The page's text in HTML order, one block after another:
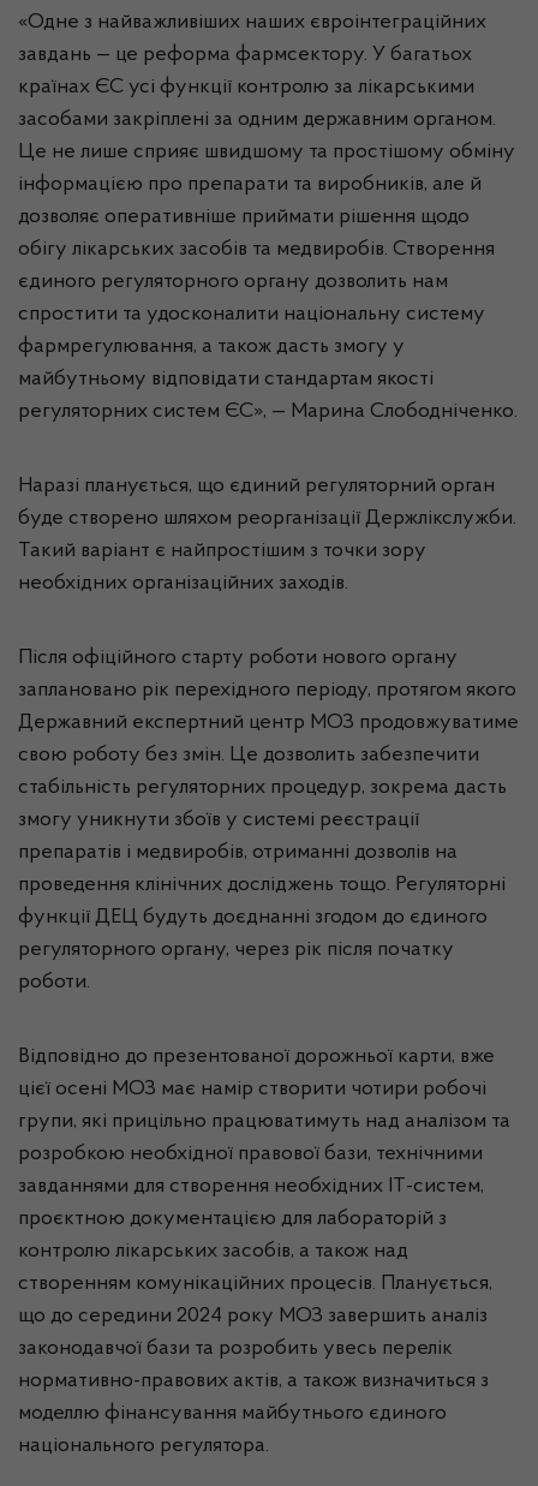
«Одне з найважливіших наших євроінтеграційних
завдань — це реформа фармсектору. У багатьох
країнах ЄС усі функції контролю за лікарськими
засобами закріплені за одним державним органом.
Це не лише сприяє швидшому та простішому обміну
інформацією про препарати та виробників, але й
дозволяє оперативніше приймати рішення щодо
обігу лікарських засобів та медвиробів. Створення
єдиного регуляторного органу дозволить нам
спростити та удосконалити національну систему
фармрегулювання, а також дасть змогу у
майбутньому відповідати стандартам якості
регуляторних систем ЄС», — Марина Слободніченко.
Наразі планується, що єдиний регуляторний орган
буде створено шляхом реорганізації Держлікслужби.
Такий варіант є найпростішим з точки зору
необхідних організаційних заходів.
Після офіційного старту роботи нового органу
заплановано рік перехідного періоду, протягом якого
Державний експертний центр МОЗ продовжуватиме
свою роботу без змін. Це дозволить забезпечити
стабільність регуляторних процедур, зокрема дасть
змогу уникнути збоїв у системі реєстрації
препаратів і медвиробів, отриманні дозволів на
проведення клінічних досліджень тощо. Регуляторні
функції ДЕЦ будуть доєднанні згодом до єдиного
регуляторного органу, через рік після початку
роботи.
Відповідно до презентованої дорожньої карти, вже
цієї осені МОЗ має намір створити чотири робочі
групи, які прицільно працюватимуть над аналізом та
розробкою необхідної правової бази, технічними
завданнями для створення необхідних IT-систем,
проєктною документацією для лабораторій з
контролю лікарських засобів, а також над
створенням комунікаційних процесів. Планується,
що до середини 2024 року МОЗ завершить аналіз
законодавчої бази та розробить увесь перелік
нормативно-правових актів, а також визначиться з
моделлю фінансування майбутнього єдиного
національного регулятора.